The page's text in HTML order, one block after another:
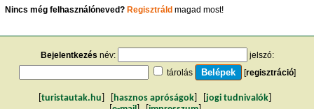
Nincs még felhasználóneved? Regisztráld magad most!
Bejelentkezés név:
jelszó:
tárolás
[regisztráció]
turistautak.hu hasznos apróságok jogi tudnivalók